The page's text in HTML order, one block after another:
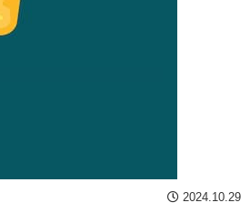
2024.10.29